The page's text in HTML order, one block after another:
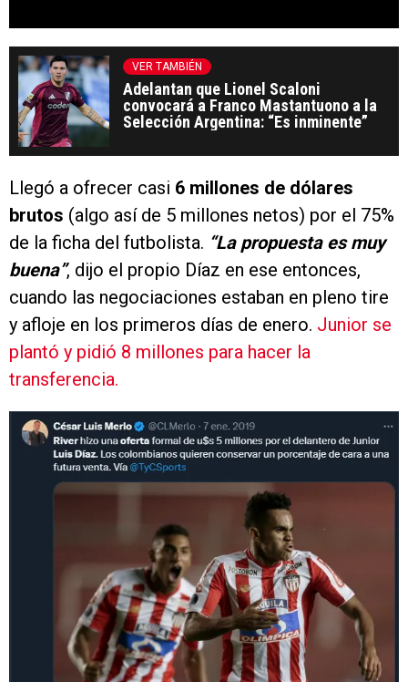
VER TAMBIÉN
Adelantan que Lionel Scaloni
convocará a Franco Mastantuono a la
Selección Argentina: “Es inminente”
Llegó a ofrecer casi 6 millones de dólares
brutos (algo así de 5 millones netos) por el 75%
de la ficha del futbolista. “La propuesta es muy
buena”, dijo el propio Díaz en ese entonces,
cuando las negociaciones estaban en pleno tire
y afloje en los primeros días de enero. Junior se
plantó y pidió 8 millones para hacer la
transferencia.